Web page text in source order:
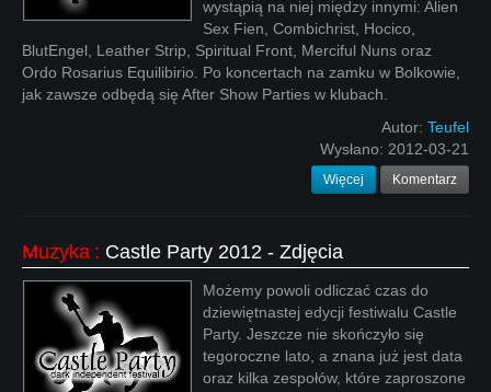
wystąpią na niej między innymi: Alien
Sex Fien, Combichrist, Hocico,
BlutEngel, Leather Strip, Spiritual Front, Merciful Nuns oraz
Ordo Rosarius Equilibirio. Po koncertach na zamku w Bolkowie,
jak zawsze odbędą się After Show Parties w klubach.
Autor: Teufel
Wysłano: 2012-03-21
Więcej Komentarz
Muzyka : Castle Party 2012 - Zdjęcia
Możemy powoli odliczać czas do
dziewiętnastej edycji festiwalu Castle
Party. Jeszcze nie skończyło się
tegoroczne lato, a znana już jest data
oraz kilka zespołów, które zaproszone